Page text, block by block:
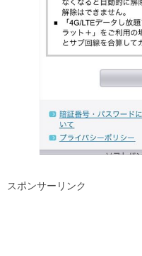
スポンサーリンク